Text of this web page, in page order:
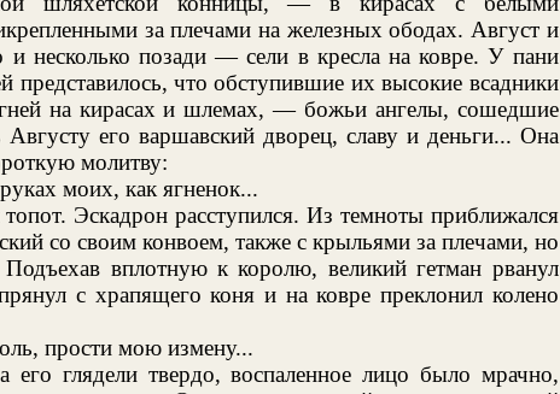
за плечами на железных ободах. Август и
несколько позади — сели в кресла на ковре. У пани
что обступившие их высокие всадники
на кирасах и шлемах, — божьи ангелы, сошедшие
его варшавский дворец, славу и деньги... Она
молитву:
моих, как ягненок...
Эскадрон расступился. Из темноты приближался
со своим конвоем, также с крыльями за плечами, но
вплотную к королю, великий гетман рванул
с храпящего коня и на ковре преклонил колено
прости мою измену...
его глядели твердо, воспаленное лицо было мрачно,